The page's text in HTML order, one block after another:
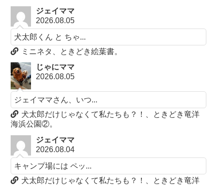
ジェイママ
2026.08.05
犬太郎くん と ちゃ...
ミニネタ、ときどき絵葉書。
じゃにママ
2026.08.05
ジェイママさん、いつ...
犬太郎だけじゃなくて私たちも？！、ときどき竜洋
海浜公園②。
ジェイママ
2026.08.04
キャンプ場には ペッ...
犬太郎だけじゃなくて私たちも？！、ときどき竜洋